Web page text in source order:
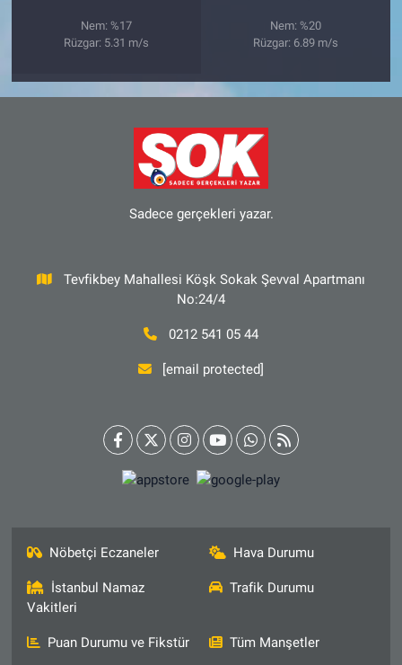
Nem: %17
Rüzgar: 5.31 m/s
Nem: %20
Rüzgar: 6.89 m/s
Sadece gerçekleri yazar.
Tevfikbey Mahallesi Köşk Sokak Şevval Apartmanı
No:24/4
0212 541 05 44
[email protected]
Nöbetçi Eczaneler Hava Durumu
İstanbul Namaz
Vakitleri
Trafik Durumu
Puan Durumu ve Fikstür Tüm Manşetler